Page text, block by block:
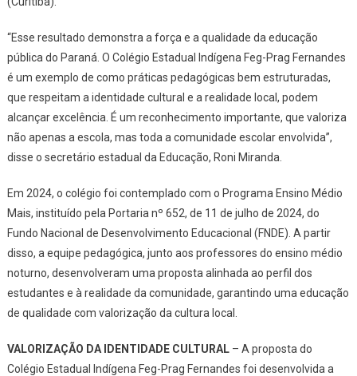
“Esse resultado demonstra a força e a qualidade da educação
pública do Paraná. O Colégio Estadual Indígena Feg-Prag Fernandes
é um exemplo de como práticas pedagógicas bem estruturadas,
que respeitam a identidade cultural e a realidade local, podem
alcançar excelência. É um reconhecimento importante, que valoriza
não apenas a escola, mas toda a comunidade escolar envolvida”,
disse o secretário estadual da Educação, Roni Miranda.
Em 2024, o colégio foi contemplado com o Programa Ensino Médio
Mais, instituído pela Portaria nº 652, de 11 de julho de 2024, do
Fundo Nacional de Desenvolvimento Educacional (FNDE). A partir
disso, a equipe pedagógica, junto aos professores do ensino médio
noturno, desenvolveram uma proposta alinhada ao perfil dos
estudantes e à realidade da comunidade, garantindo uma educação
de qualidade com valorização da cultura local.
VALORIZAÇÃO DA IDENTIDADE CULTURAL – A proposta do
Colégio Estadual Indígena Feg-Prag Fernandes foi desenvolvida a